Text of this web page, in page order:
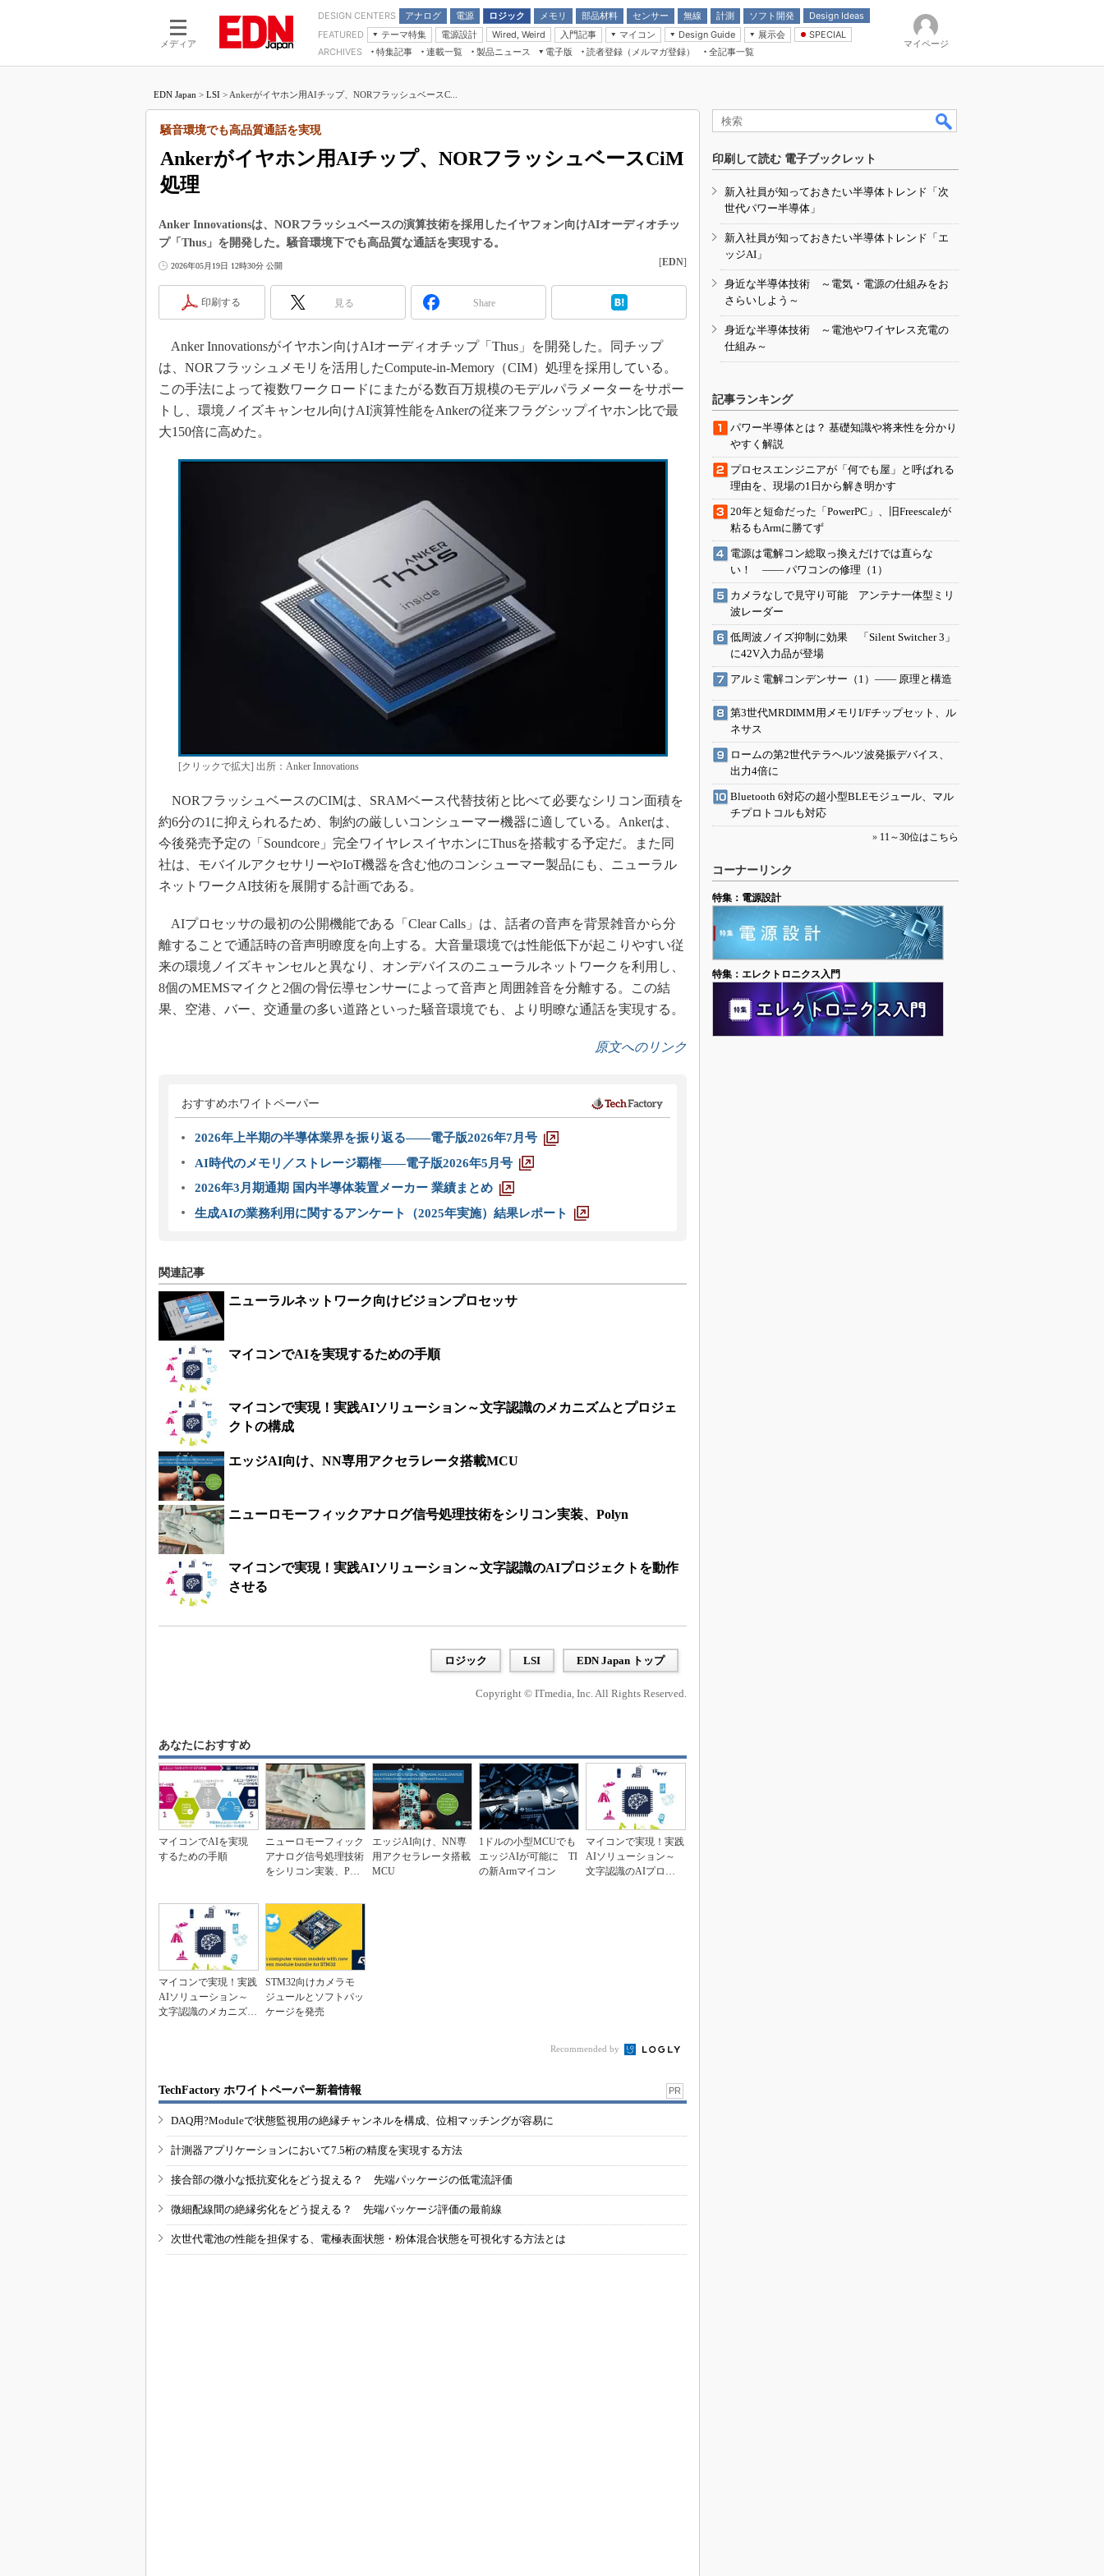
メディア
DESIGN CENTERS アナログ
電源
モーター
ロジック
LSI
メモリ
部品材料
受動部品
センサー 無線 計測 ソフト開発
Design Ideas
アナログ機能回路
計測とテスト
Wired, Weird
FEATURED
テーマ特集
つながるクルマ
エレクトロニクス入門
製品解剖（EE Times Japan）
電源設計 Wired, Weird
入門記事
モーター入門
マイコン
マイコン講座
Design Guide
計測機器
展示会
CEATEC
組込み/エッジコンピューティング展
人とくるま展
SPECIAL
Microchip情報
ARCHIVES 特集記事
連載一覧
マイクロプロセッサ懐古録
中堅技術者に贈る電子部品“徹底”活
用講座
たった2つの式で始めるDC/DCコン
Wired, Weird
マイコン講座
Q&Aで学ぶマイコン講座
高速シリアル伝送技術講座
アナログ設計のきほん／ADCとノイ
めざせ高効率！ モーター駆動入門講
最新記事一覧
USB Type-Cの登場で評価試験はど
IoT時代の無線規格を知る【Thread
IoT時代の無線規格を知る【Z-Wave
編】
製品ニュース
電子版
電子ブックレット
読者登録（メルマガ登録） 全記事一覧
マイページ
EDN Japan > LSI > Ankerがイヤホン用AIチップ、NORフラッシュベースC...
Ankerがイヤホン用AIチップ、NORフラッシュベースCiM
処理
騒音環境でも高品質通話を実現
Anker Innovationsは、NORフラッシュベースの演算技術を採用したイヤフォン向けAIオーディオチッ
プ「Thus」を開発した。騒音環境下でも高品質な通話を実現する。
2026年05月19日 12時30分 公開 [EDN]
印刷する 見る Share
Anker Innovationsがイヤホン向けAIオーディオチップ「Thus」を開発した。同チップ
は、NORフラッシュメモリを活用したCompute-in-Memory（CIM）処理を採用している。
この手法によって複数ワークロードにまたがる数百万規模のモデルパラメーターをサポー
トし、環境ノイズキャンセル向けAI演算性能をAnkerの従来フラグシップイヤホン比で最
大150倍に高めた。
[クリックで拡大] 出所：Anker Innovations
NORフラッシュベースのCIMは、SRAMベース代替技術と比べて必要なシリコン面積を
約6分の1に抑えられるため、制約の厳しいコンシューマー機器に適している。Ankerは、
今後発売予定の「Soundcore」完全ワイヤレスイヤホンにThusを搭載する予定だ。また同
社は、モバイルアクセサリーやIoT機器を含む他のコンシューマー製品にも、ニューラル
ネットワークAI技術を展開する計画である。
AIプロセッサの最初の公開機能である「Clear Calls」は、話者の音声を背景雑音から分
離することで通話時の音声明瞭度を向上する。大音量環境では性能低下が起こりやすい従
来の環境ノイズキャンセルと異なり、オンデバイスのニューラルネットワークを利用し、
8個のMEMSマイクと2個の骨伝導センサーによって音声と周囲雑音を分離する。この結
果、空港、バー、交通量の多い道路といった騒音環境でも、より明瞭な通話を実現する。
原文へのリンク
おすすめホワイトペーパー
2026年上半期の半導体業界を振り返る――電子版2026年7月号
AI時代のメモリ／ストレージ覇権――電子版2026年5月号
2026年3月期通期 国内半導体装置メーカー 業績まとめ
生成AIの業務利用に関するアンケート（2025年実施）結果レポート
関連記事
ニューラルネットワーク向けビジョンプロセッサ
マイコンでAIを実現するための手順
マイコンで実現！実践AIソリューション～文字認識のメカニズムとプロジェ
クトの構成
エッジAI向け、NN専用アクセラレータ搭載MCU
ニューロモーフィックアナログ信号処理技術をシリコン実装、Polyn
マイコンで実現！実践AIソリューション～文字認識のAIプロジェクトを動作
させる
ロジック LSI EDN Japan トップ
Copyright © ITmedia, Inc. All Rights Reserved.
あなたにおすすめ
マイコンでAIを実現
するための手順
ニューロモーフィック
アナログ信号処理技術
をシリコン実装、Poly
エッジAI向け、NN専
用アクセラレータ搭載
MCU
1ドルの小型MCUでも
エッジAIが可能に TI
の新Armマイコン
マイコンで実現！実践
AIソリューション～
文字認識のAIプロジ
マイコンで実現！実践
AIソリューション～
文字認識のメカニズム
STM32向けカメラモ
ジュールとソフトパッ
ケージを発売
Recommended by
TechFactory ホワイトペーパー新着情報 PR
DAQ用?Moduleで状態監視用の絶縁チャンネルを構成、位相マッチングが容易に
計測器アプリケーションにおいて7.5桁の精度を実現する方法
接合部の微小な抵抗変化をどう捉える？ 先端パッケージの低電流評価
微細配線間の絶縁劣化をどう捉える？ 先端パッケージ評価の最前線
次世代電池の性能を担保する、電極表面状態・粉体混合状態を可視化する方法とは
印刷して読む 電子ブックレット
新入社員が知っておきたい半導体トレンド「次
世代パワー半導体」
新入社員が知っておきたい半導体トレンド「エ
ッジAI」
身近な半導体技術 ～電気・電源の仕組みをお
さらいしよう～
身近な半導体技術 ～電池やワイヤレス充電の
仕組み～
記事ランキング
パワー半導体とは？ 基礎知識や将来性を分かり
やすく解説
プロセスエンジニアが「何でも屋」と呼ばれる
理由を、現場の1日から解き明かす
20年と短命だった「PowerPC」、旧Freescaleが
粘るもArmに勝てず
電源は電解コン総取っ換えだけでは直らな
い！ ―― パワコンの修理（1）
カメラなしで見守り可能 アンテナ一体型ミリ
波レーダー
低周波ノイズ抑制に効果 「Silent Switcher 3」
に42V入力品が登場
アルミ電解コンデンサー（1）―― 原理と構造
第3世代MRDIMM用メモリI/Fチップセット、ル
ネサス
ロームの第2世代テラヘルツ波発振デバイス、
出力4倍に
Bluetooth 6対応の超小型BLEモジュール、マル
チプロトコルも対応
» 11～30位はこちら
コーナーリンク
特集：電源設計
特集：エレクトロニクス入門